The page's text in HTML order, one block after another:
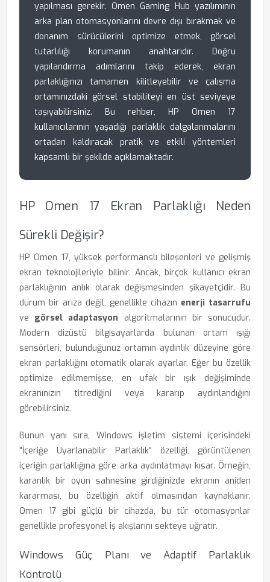
yapılması gerekir. Omen Gaming Hub yazılımının
arka plan otomasyonlarını devre dışı bırakmak ve
donanım sürücülerini optimize etmek, görsel
tutarlılığı korumanın anahtarıdır. Doğru
yapılandırma adımlarını takip ederek, ekran
parlaklığınızı tamamen kilitleyebilir ve çalışma
ortamınızdaki görsel stabiliteyi en üst seviyeye
taşıyabilirsiniz. Bu rehber, HP Omen 17
kullanıcılarının yaşadığı parlaklık dalgalanmalarını
ortadan kaldıracak pratik ve etkili yöntemleri
kapsamlı bir şekilde açıklamaktadır.
HP Omen 17 Ekran Parlaklığı Neden
Sürekli Değişir?
HP Omen 17, yüksek performanslı bileşenleri ve gelişmiş
ekran teknolojileriyle bilinir. Ancak, birçok kullanıcı ekran
parlaklığının anlık olarak değişmesinden şikayetçidir. Bu
durum bir arıza değil, genellikle cihazın enerji tasarrufu
ve görsel adaptasyon algoritmalarının bir sonucudur.
Modern dizüstü bilgisayarlarda bulunan ortam ışığı
sensörleri, bulunduğunuz ortamın aydınlık düzeyine göre
ekran parlaklığını otomatik olarak ayarlar. Eğer bu özellik
optimize edilmemişse, en ufak bir ışık değişiminde
ekranınızın titrediğini veya kararıp aydınlandığını
görebilirsiniz.
Bunun yanı sıra, Windows işletim sistemi içerisindeki
"İçeriğe Uyarlanabilir Parlaklık" özelliği, görüntülenen
içeriğin parlaklığına göre arka aydınlatmayı kısar. Örneğin,
karanlık bir oyun sahnesine girdiğinizde ekranın aniden
kararması, bu özelliğin aktif olmasından kaynaklanır.
Omen 17 gibi güçlü bir cihazda, bu tür otomasyonlar
genellikle profesyonel iş akışlarını sekteye uğratır.
Windows Güç Planı ve Adaptif Parlaklık
Kontrolü